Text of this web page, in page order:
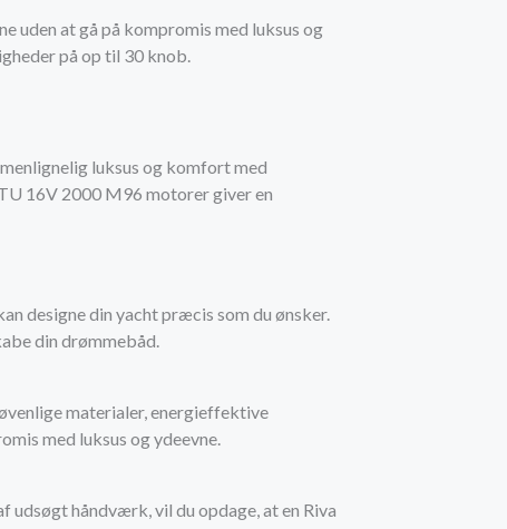
uden at gå på kompromis med luksus og
på op til 30 knob.
luksus og komfort med
16V 2000 M96 motorer giver en
designe din yacht præcis som du ønsker.
din drømmebåd.
materialer, energieffektive
med luksus og ydeevne.
udsøgt håndværk, vil du opdage, at en Riva